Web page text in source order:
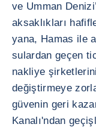
ve Umman
aksaklıkları
yana, Hamas ile
sulardan geçen
nakliye
değiştirmeye
güvenin geri
Kanalı'ndan